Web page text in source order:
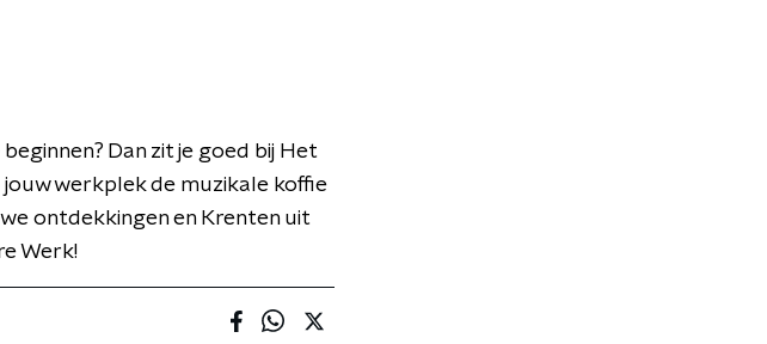
Dan zit je goed bij Het
werkplek de muzikale koffie
ontdekkingen en Krenten uit
Werk!